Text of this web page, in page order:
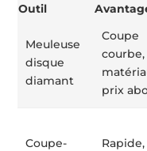
Outil
Meuleuse
disque
diamant
prix
Coupe-